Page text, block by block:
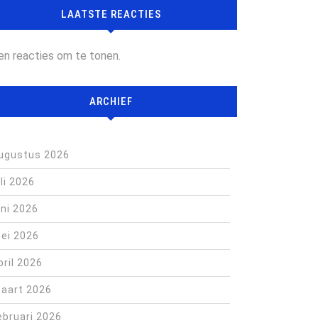
LAATSTE REACTIES
reacties om te tonen.
ARCHIEF
2026
2026
2026
2026
2026
2026
2026